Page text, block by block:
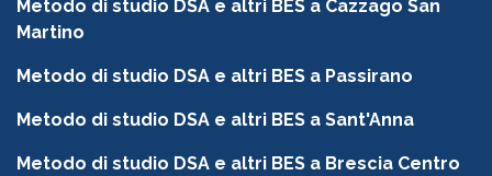
Metodo di studio DSA e altri BES a Cazzago San
Martino
Metodo di studio DSA e altri BES a Passirano
Metodo di studio DSA e altri BES a Sant'Anna
Metodo di studio DSA e altri BES a Brescia Centro